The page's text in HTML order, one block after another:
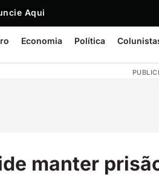
Aqui
Economia Política
manter